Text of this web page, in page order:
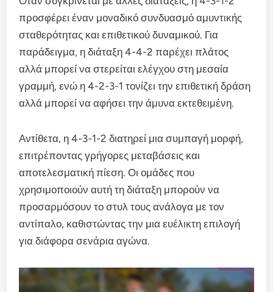
προσφέρει έναν μοναδικό συνδυασμό αμυντικής
σταθερότητας και επιθετικού δυναμικού. Για
παράδειγμα, η διάταξη 4-4-2 παρέχει πλάτος
αλλά μπορεί να στερείται ελέγχου στη μεσαία
γραμμή, ενώ η 4-2-3-1 τονίζει την επιθετική δράση
αλλά μπορεί να αφήσει την άμυνα εκτεθειμένη.
Αντίθετα, η 4-3-1-2 διατηρεί μια συμπαγή μορφή,
επιτρέποντας γρήγορες μεταβάσεις και
αποτελεσματική πίεση. Οι ομάδες που
χρησιμοποιούν αυτή τη διάταξη μπορούν να
προσαρμόσουν το στυλ τους ανάλογα με τον
αντίπαλο, καθιστώντας την μια ευέλικτη επιλογή
για διάφορα σενάρια αγώνα.